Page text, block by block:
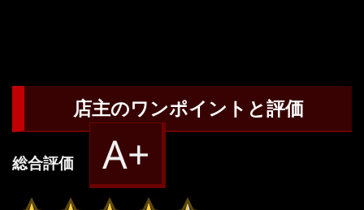
店主のワンポイントと評価
総合評価 A+